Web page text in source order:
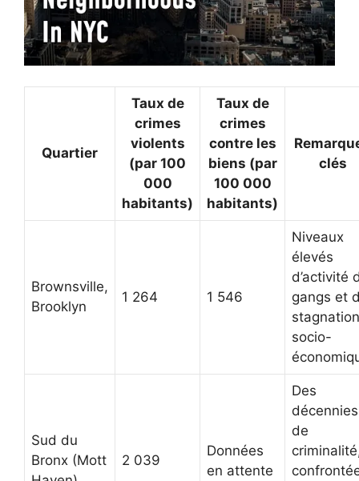
Quartier
Taux de
crimes
violents
(par 100
000
habitants)
Taux de
crimes
contre les
biens (par
100 000
habitants)
clés
Brownsville,
Brooklyn
1 264 1 546
Niveaux
élevés
d’activité
gangs et
stagnation
socio-
Sud du
Bronx (Mott
2 039
Données
en attente
Des
décennies
de